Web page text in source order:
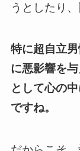
うとしたり
特に超自立
に悪影響を
として心の
ですね。